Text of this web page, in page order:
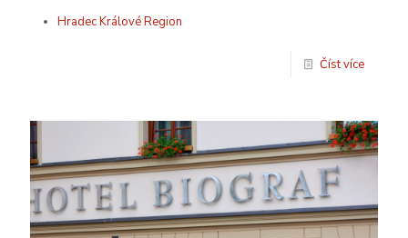
Hradec Králové Region
Číst více